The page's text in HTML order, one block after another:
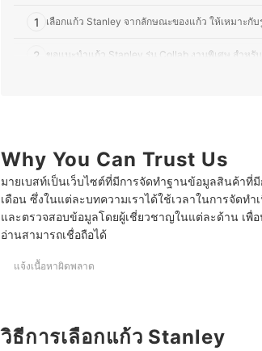
1 เลือกแก้ว Stanley จากลักษณะของแก้ว ให้เหมาะกั
2 ขอแนะนำแก้ว Stanley รุ่น Collab งานพิเศษ สำหรั
5 ตรวจสอบคุณสมบัติเด่นของแก้ว Stanley ใช้งานได้เ
10 แก้ว Stanley รุ่นไหนดี ปี 2025 BPA Free ปลอดภัย
แก้ว Stanley ประเทศอะไร
Why You Can Trust Us
มายเบสท์เป็นเว็บไซต์ที่มีการจัดทำฐานข้อมูลสินค้าที่
เดือน ซึ่งในแต่ละบทความเราได้ใช้เวลาในการจัด
และตรวจสอบข้อมูลโดยผู้เชี่ยวชาญในแต่ละด้าน เพื่
อ่านสามารถเชื่อถือได้
แจ้งเนื้อหาผิดพลาด
วิธีการเลือกแก้ว Stanley